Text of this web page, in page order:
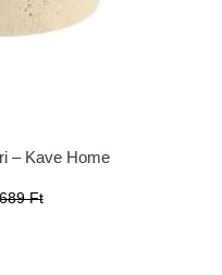
– Kave Home
Ft